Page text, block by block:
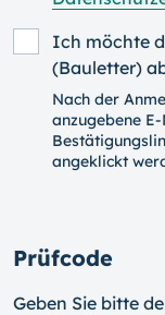
Ich möchte
(Bauletter)
Nach der
anzugebene
angeklickt
Prüfcode
Geben Sie bitte